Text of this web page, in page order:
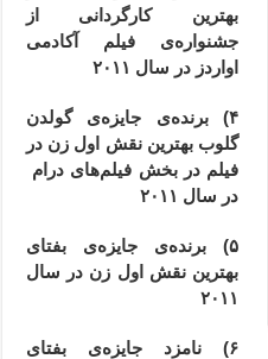
بهترین کارگردانی از
جشنواره‌ی فیلم آکادمی
اواردز در سال ۲۰۱۱
۴) برنده‌ی جایزه‌ی گولدن
گلوب بهترین نقش اول زن در
فیلم در بخش فیلم‌های درام
در سال ۲۰۱۱
۵) برنده‌ی جایزه‌ی بفتای
بهترین نقش اول زن در سال
۲۰۱۱
۶) نامزد جایزه‌ی بفتای